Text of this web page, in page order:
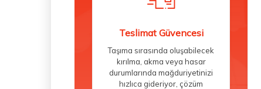
Teslimat Güvencesi
Taşıma sırasında oluşabilecek
kırılma, akma veya hasar
durumlarında mağduriyetinizi
hızlıca gideriyor, çözüm